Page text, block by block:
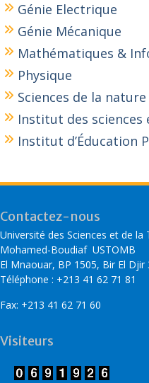
Génie Electrique
Génie Mécanique
Mathématiques &
Physique
Sciences de la
Institut des sciences
Institut d’Éducation
Contactez-nous
Université des Sciences et de la
Mohamed-Boudiaf USTOMB
El Mnaouar, BP 1505, Bir El Djir
Téléphone : +213 41 62 71 81
Fax: +213 41 62 71 60
Visiteurs